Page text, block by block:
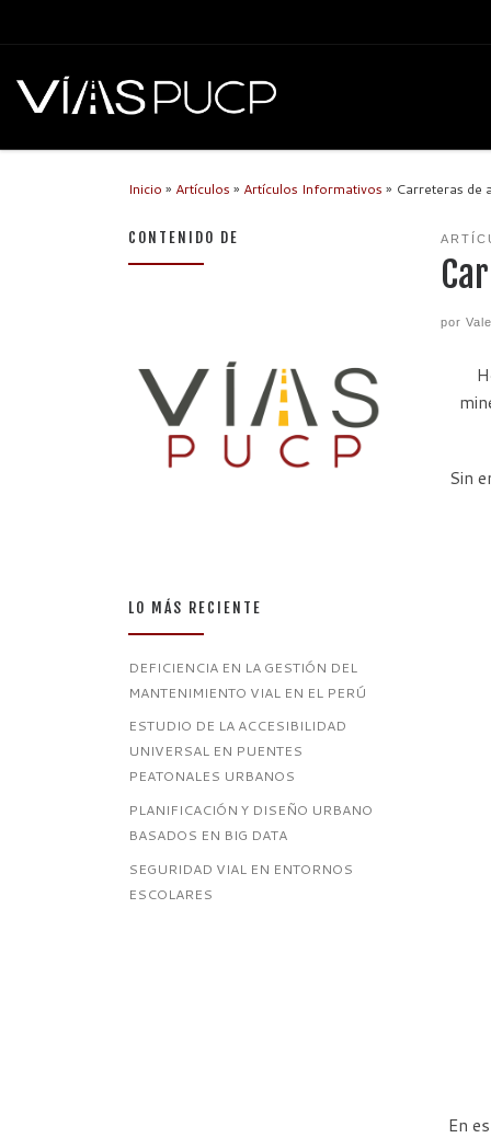
Inicio » Artículos » Artículos Informativos » Carreteras de
por
Sin
En
CONTENIDO DE
LO MÁS RECIENTE
DEFICIENCIA EN LA GESTIÓN DEL
MANTENIMIENTO VIAL EN EL PERÚ
ESTUDIO DE LA ACCESIBILIDAD
UNIVERSAL EN PUENTES
PEATONALES URBANOS
PLANIFICACIÓN Y DISEÑO URBANO
BASADOS EN BIG DATA
SEGURIDAD VIAL EN ENTORNOS
ESCOLARES